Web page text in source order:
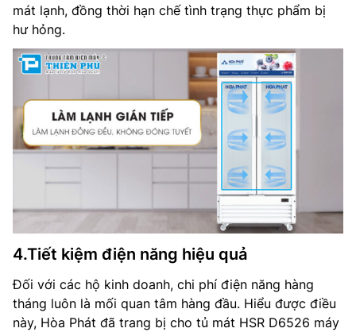
mát lạnh, đồng thời hạn chế tình trạng thực phẩm bị
hư hỏng.
4.Tiết kiệm điện năng hiệu quả
Đối với các hộ kinh doanh, chi phí điện năng hàng
tháng luôn là mối quan tâm hàng đầu. Hiểu được điều
này, Hòa Phát đã trang bị cho tủ mát HSR D6526 máy